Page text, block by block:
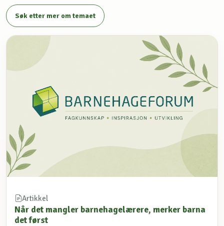
Søk etter mer om temaet
Artikkel
Når det mangler barnehagelærere, merker barna
det først